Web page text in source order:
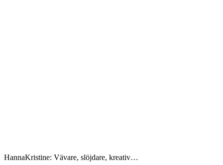
HannaKristine: Vävare, slöjdare, kreativ…